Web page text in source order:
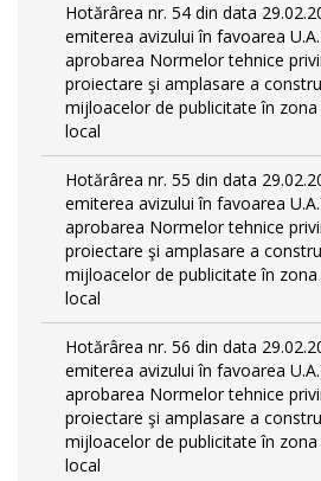
Hotărârea nr. 54 din data
emiterea avizului în favoarea
aprobarea Normelor tehnice
proiectare şi amplasare a
mijloacelor de publicitate în
local
Hotărârea nr. 55 din data
emiterea avizului în favoarea
aprobarea Normelor tehnice
proiectare şi amplasare a
mijloacelor de publicitate în
local
Hotărârea nr. 56 din data
emiterea avizului în favoarea
aprobarea Normelor tehnice
proiectare şi amplasare a
mijloacelor de publicitate în
local